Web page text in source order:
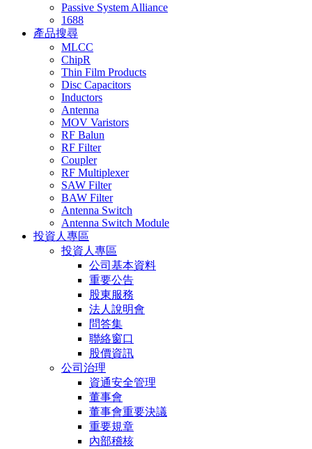
Passive System Alliance
1688
產品搜尋
MLCC
ChipR
Thin Film Products
Disc Capacitors
Inductors
Antenna
MOV Varistors
RF Balun
RF Filter
Coupler
RF Multiplexer
SAW Filter
BAW Filter
Antenna Switch
Antenna Switch Module
投資人專區
投資人專區
公司基本資料
重要公告
股東服務
法人說明會
問答集
聯絡窗口
股價資訊
公司治理
資通安全管理
董事會
董事會重要決議
重要規章
內部稽核